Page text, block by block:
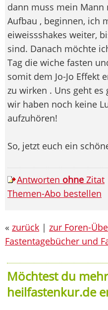
dann muss mein Mann
Aufbau , beginnen, ich
eiweissshakes weiter,
sind. Danach möchte
Tag die wiche fasten
somit dem Jo-Jo Effekt
zu wirken . Uns geht es
wir haben noch keine
aufzuhören!
So, jetzt euch ein
Antworten ohne Zitat
Themen-Abo bestellen
« zurück | zur Foren-
Fastentagebücher und
Möchtest du
heilfastenkur.de